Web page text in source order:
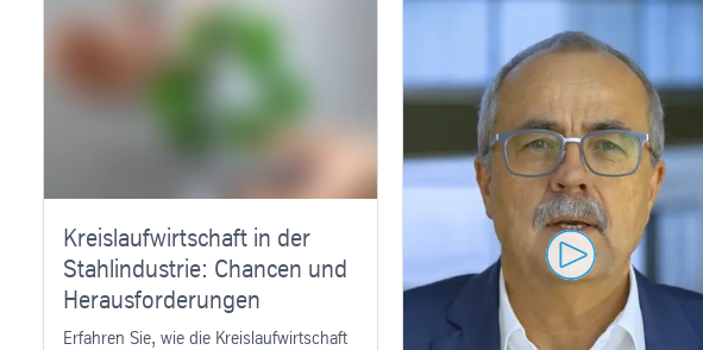
Kreislaufwirtschaft in der
Stahlindustrie: Chancen und
Herausforderungen
Erfahren Sie, wie die Kreislaufwirtschaft
Die Zukunft des Stahlsektors:
Auf dem Weg zu grünem
Stahl
Der Begriff „grüner Stahl“ ist in aller
Munde. Erfahren Sie hier, wie er
produziert wird und welche Rolle er im
Kampf gegen den Klimawandel spielt.